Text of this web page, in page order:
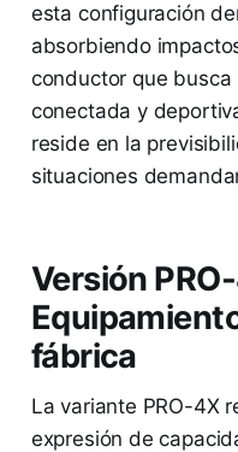
esta configuración
absorbiendo
conductor que
conectada y
reside en la
situaciones
Versión
fábrica
La variante PRO-4X
expresión de